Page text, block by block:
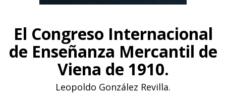
El Congreso Internacional
de Enseñanza Mercantil de
Viena de 1910.
Leopoldo González Revilla.